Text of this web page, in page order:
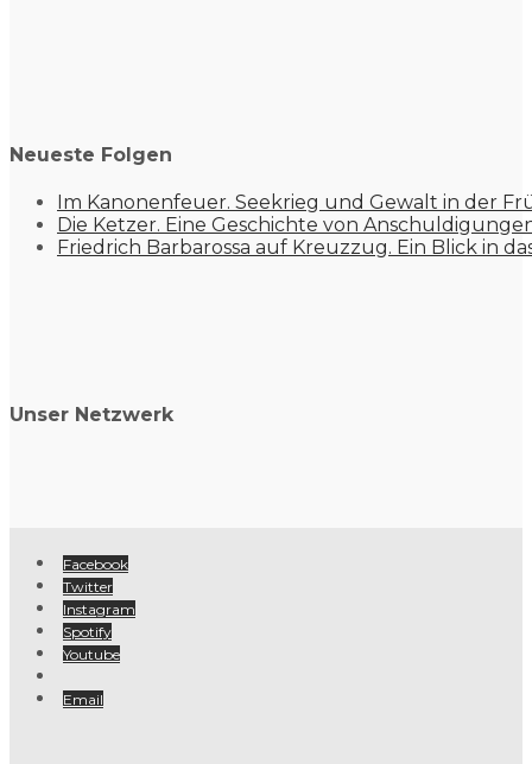
Neueste Folgen
Im Kanonenfeuer. Seekrieg und Gewalt in der
Die Ketzer. Eine Geschichte von
Friedrich Barbarossa auf Kreuzzug. Ein Blick in
Unser Netzwerk
Facebook
Twitter
Instagram
Spotify
Youtube
Email